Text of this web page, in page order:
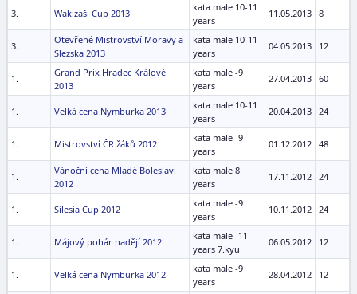
3. Wakizaši Cup 2013
kata male 10-11
years
11.05.2013 8
3.
Otevřené Mistrovství Moravy a
Slezska 2013
kata male 10-11
years
04.05.2013 12
1.
Grand Prix Hradec Králové
2013
kata male -9
years
27.04.2013 60
1. Velká cena Nymburka 2013
kata male 10-11
years
20.04.2013 24
1. Mistrovství ČR žáků 2012
kata male -9
years
01.12.2012 48
1.
Vánoční cena Mladé Boleslavi
2012
kata male 8
years
17.11.2012 24
1. Silesia Cup 2012
kata male -9
years
10.11.2012 24
1. Májový pohár nadějí 2012
kata male -11
years 7.kyu
06.05.2012 12
1. Velká cena Nymburka 2012
kata male -9
years
28.04.2012 12